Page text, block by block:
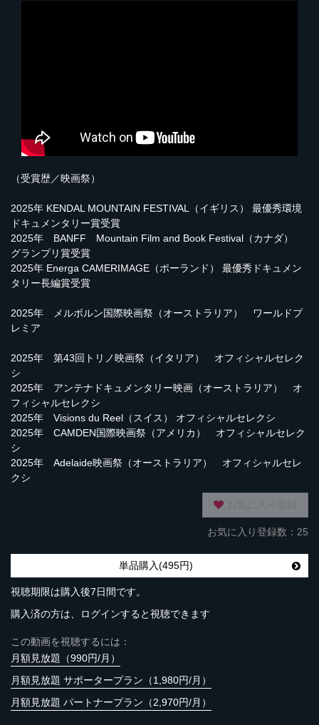
（受賞歴／映画祭）
2025年 KENDAL MOUNTAIN FESTIVAL（イギリス） 最優秀環境
ドキュメンタリー賞受賞
2025年 BANFF Mountain Film and Book Festival（カナダ）
グランプリ賞受賞
2025年 Energa CAMERIMAGE（ポーランド） 最優秀ドキュメン
タリー長編賞受賞
2025年 メルボルン国際映画祭（オーストラリア） ワールドプ
レミア
2025年 第43回トリノ映画祭（イタリア） オフィシャルセレク
シ
2025年 アンテナドキュメンタリー映画（オーストラリア） オ
フィシャルセレクシ
2025年 Visions du Reel（スイス） オフィシャルセレクシ
2025年 CAMDEN国際映画祭（アメリカ） オフィシャルセレク
シ
2025年 Adelaide映画祭（オーストラリア） オフィシャルセレ
クシ
お気に入り登録数：25
単品購入(495円)
視聴期限は購入後7日間です。
購入済の方は、ログインすると視聴できます
この動画を視聴するには：
月額見放題（990円/月）
月額見放題 サポータープラン（1,980円/月）
月額見放題 パートナープラン（2,970円/月）